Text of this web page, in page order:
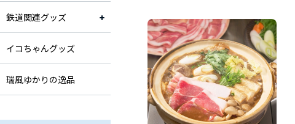
鉄道関連グッズ
イコちゃんグッズ
瑞風ゆかりの逸品